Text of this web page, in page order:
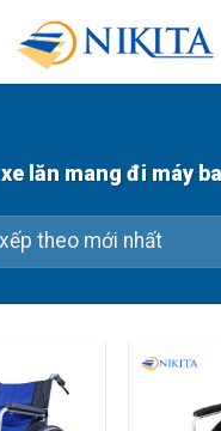
xe lăn mang đi máy